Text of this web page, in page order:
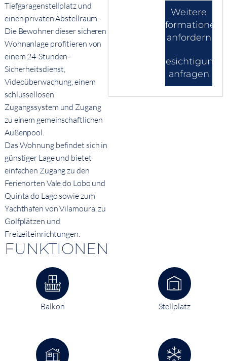
Tiefgaragenstellplatz und
einen privaten Abstellraum.
Die Bewohner dieser sicheren
Wohnanlage profitieren von
einem 24-Stunden-
Sicherheitsdienst,
Videoüberwachung, einem
schlüssellosen
Zugangssystem und Zugang
zu einem gemeinschaftlichen
Außenpool.
Das Wohnung befindet sich in
günstiger Lage und bietet
einfachen Zugang zu den
Ferienorten Vale do Lobo und
Quinta do Lago sowie zum
Yachthafen von Vilamoura, zu
Golfplätzen und
Freizeiteinrichtungen.
Weitere
Informationen
anfordern
Besichtigung
anfragen
FUNKTIONEN
Balkon Stellplatz